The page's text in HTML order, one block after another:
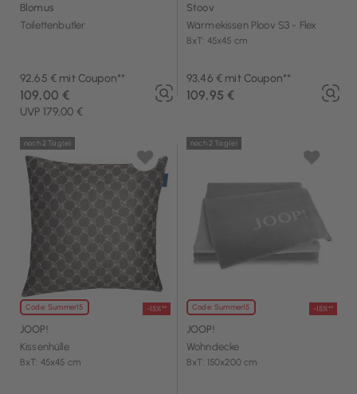
Blomus
Toilettenbutler
92,65 € mit Coupon**
UVP 179,00 €
109,00 €
Stoov
Wärmekissen Ploov S3 - Flex
BxT: 45x45 cm
93,46 € mit Coupon**
109,95 €
Code: Summer15 -15%**
noch 2 Tag(e)
JOOP!
Kissenhülle
BxT: 45x45 cm
Code: Summer15 -15%**
noch 2 Tag(e)
JOOP!
Wohndecke
BxT: 150x200 cm